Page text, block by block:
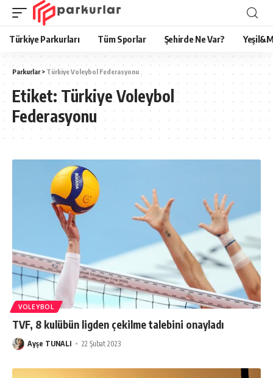
Türkiye Parkurları Tüm Sporlar Şehirde Ne Var?
Parkurlar> Türkiye Voleybol Federasyonu
Etiket:Türkiye Voleybol
Federasyonu
VOLEYBOL
TVF, 8 kulübün ligden çekilme talebini onayladı
Ayşe TUNALI 22 Şubat 2023